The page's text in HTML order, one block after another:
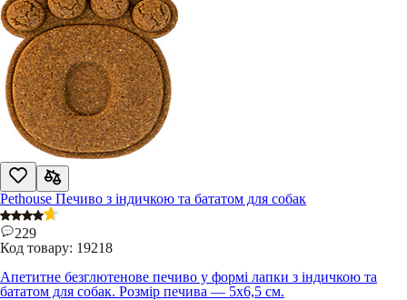
Pethouse Печиво з індичкою та бататом для собак
229
Код товару: 19218
Апетитне безглютенове печиво у формі лапки з індичкою та
бататом для собак. Розмір печива — 5х6,5 см.